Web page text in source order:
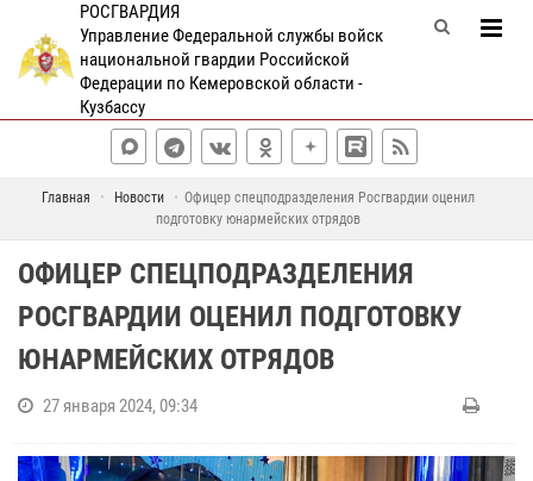
РОСГВАРДИЯ
Управление Федеральной службы войск
национальной гвардии Российской
Федерации по Кемеровской области -
Кузбассу
Главная Новости
Офицер спецподразделения Росгвардии оценил
подготовку юнармейских отрядов
ОФИЦЕР СПЕЦПОДРАЗДЕЛЕНИЯ
РОСГВАРДИИ ОЦЕНИЛ ПОДГОТОВКУ
ЮНАРМЕЙСКИХ ОТРЯДОВ
27 января 2024, 09:34